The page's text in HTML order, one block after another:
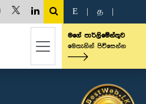
E த
මගේ පාර්ලිමේන්තුව
මෙතැනින් පිවිසෙන්න